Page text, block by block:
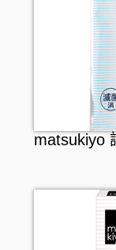
個
身
沐
潤
止
手
足
頭
頭
頭
貼
介
保
嬰
寵
matsukiyo